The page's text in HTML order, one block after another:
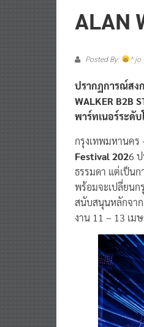
ALAN
Posted By: ^ jo
ปรากฏการณ์สงก
WALKER B2B
พาร์ทเนอร์ระดับ
กรุงเทพมหานคร
Festival 2026
ธรรมดา แต่เป็น
พร้อมจะเปลี่ยนก
สนับสนุนหลักจา
งาน 11 – 13 เม